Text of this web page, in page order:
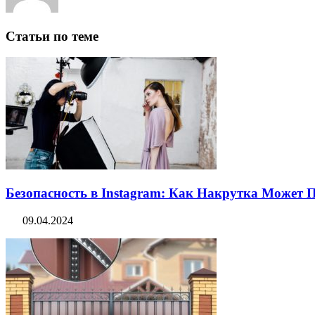
Статьи по теме
Безопасность в Instagram: Как Накрутка
09.04.2024